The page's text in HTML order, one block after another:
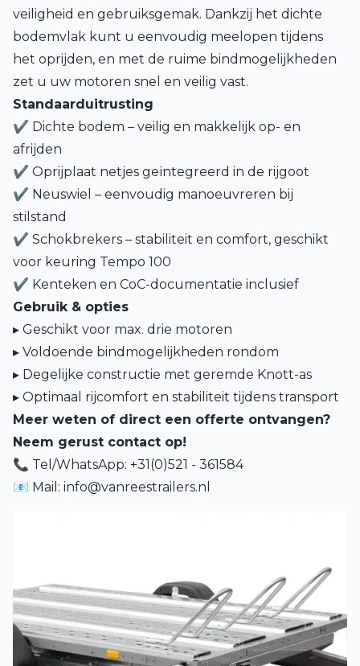
veiligheid en gebruiksgemak. Dankzij het dichte
bodemvlak kunt u eenvoudig meelopen tijdens
het oprijden, en met de ruime bindmogelijkheden
zet u uw motoren snel en veilig vast.
Standaarduitrusting
✔ Dichte bodem – veilig en makkelijk op- en
afrijden
✔ Oprijplaat netjes geïntegreerd in de rijgoot
✔ Neuswiel – eenvoudig manoeuvreren bij
stilstand
✔ Schokbrekers – stabiliteit en comfort, geschikt
voor keuring Tempo 100
✔ Kenteken en CoC-documentatie inclusief
Gebruik & opties
▸ Geschikt voor max. drie motoren
▸ Voldoende bindmogelijkheden rondom
▸ Degelijke constructie met geremde Knott-as
▸ Optimaal rijcomfort en stabiliteit tijdens transport
Meer weten of direct een offerte ontvangen?
Neem gerust contact op!
📞 Tel/WhatsApp: +31(0)521 - 361584
📧 Mail: info@vanreestrailers.nl